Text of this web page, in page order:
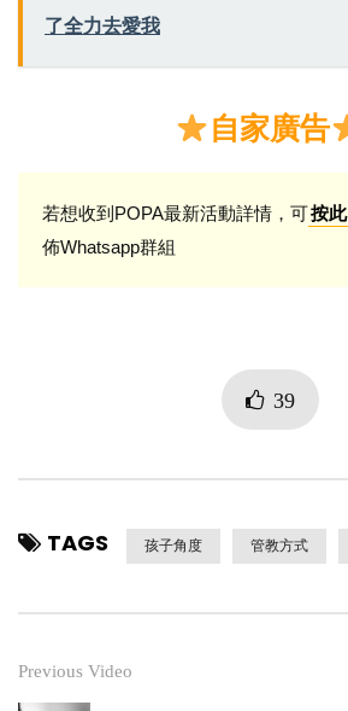
了全力去愛我
自家廣告
若想收到POPA最新活動詳情，可按此
佈Whatsapp群組
39
TAGS 孩子角度 管教方式
Previous Video